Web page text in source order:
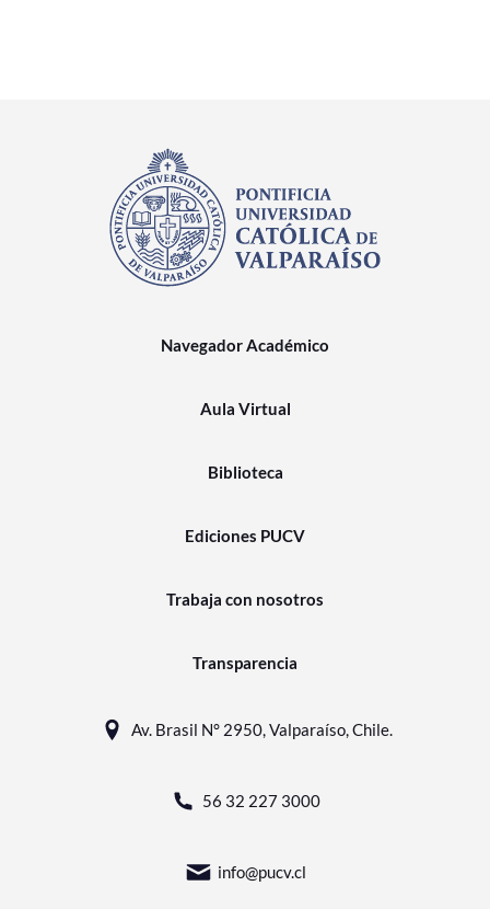
Navegador Académico
Aula Virtual
Biblioteca
Ediciones PUCV
Trabaja con nosotros
Transparencia
Av. Brasil N° 2950, Valparaíso, Chile.
56 32 227 3000
info@pucv.cl